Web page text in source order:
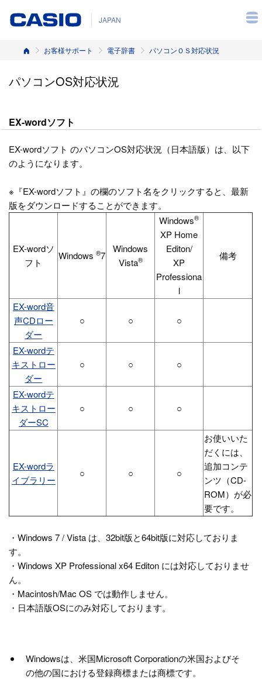
JAPAN
ホームお客様サポート 電子辞書 パソコンＯＳ対応状況
パソコンOS対応状況
EX-wordソフト
EX-wordソフト のパソコンOS対応状況（日本語版）は、以下
のようになります。
※『EX-wordソフト』の欄のソフト名をクリックすると、最新
版をダウンロードすることができます。
EX-wordソ
フト
Windows®7
Windows
Vista®
Windows®
XP Home
Editon/
XP
Professiona
l
備考
EX-word音
声CDロー
ダー
○ ○ ○
EX-wordテ
キストロー
ダー
○ ○ ○
EX-wordテ
キストロー
ダーSC
○ ○ ○
EX-wordラ
イブラリー
○ ○ ○
お使いいた
だくには、
追加コンテ
ンツ（CD-
ROM）が必
要です。
・Windows 7 / Vista は、32bit版と64bit版に対応しておりま
す。
・Windows XP Professional x64 Editon には対応しておりませ
ん。
・Macintosh/Mac OS では動作しません。
・日本語版OSにのみ対応しております。
Windowsは、米国Microsoft Corporationの米国およびそ
の他の国における登録商標または商標です。